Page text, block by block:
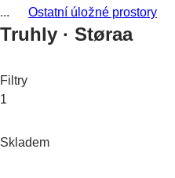
... Ostatní úložné prostory
Truhly · Støraa
Filtry
1
Skladem